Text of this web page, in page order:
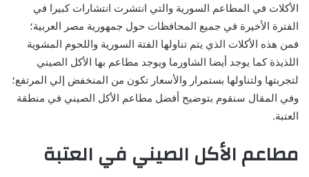
الأكلات في المطاعم السورية والتي انتشرت انتشارات كبيرا في
الفترة الأخيرة في جميع المحافظات حول جمهورية مصر العربية؛
فمن هذه الأكلات الذي يتم تناولها الفتة السورية واللحوم المشوية
اللذيذة كما يوجد أيضا الشاورما ويوجد مطاعم بها الأكل الصيني
لتجربتها ولتناولها بستمرار والأسعار تكون من المنخفض إلي المرتفع؛
وفي المقال سنقوم بتوضيح أفضل مطاعم الأكل الصيني في منطقة
العتبة.
مطاعم الأكل الصيني في العتبة